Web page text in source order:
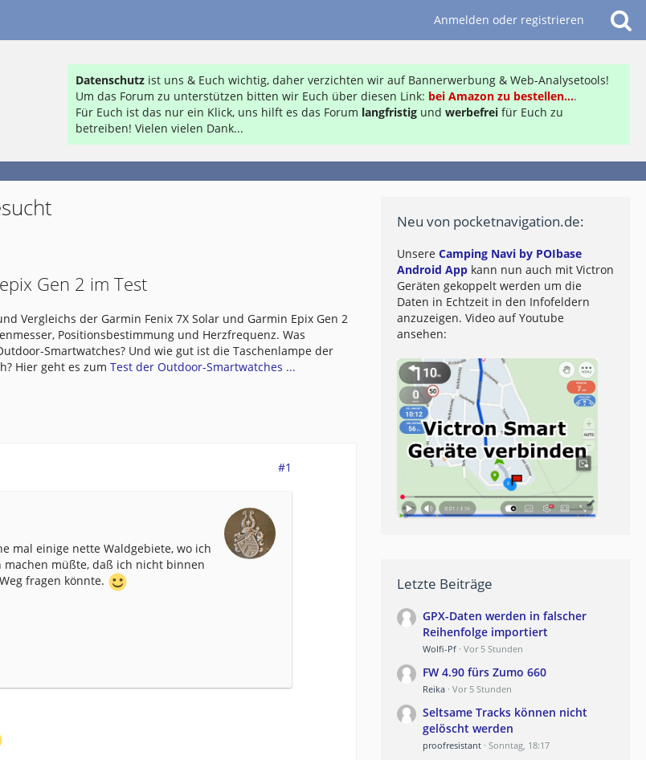
Anmelden oder registrieren
Datenschutz ist uns & Euch wichtig, daher verzichten wir auf Bannerwerbung & Web-Analysetools!
Um das Forum zu unterstützen bitten wir Euch über diesen Link: bei Amazon zu bestellen....
Für Euch ist das nur ein Klick, uns hilft es das Forum langfristig und werbefrei für Euch zu
betreiben! Vielen vielen Dank...
Gen 2 im Test
Vergleichs der Garmin Fenix 7X Solar und Garmin Epix Gen 2
Positionsbestimmung und Herzfrequenz. Was
Smartwatches? Und wie gut ist die Taschenlampe der
Hier geht es zumTest der Outdoor-Smartwatches ...
#1
mal einige nette Waldgebiete, wo ich
müßte, daß ich nicht binnen
fragen könnte.
Neu von pocketnavigation.de:
Unsere Camping Navi by POIbase
Android App kann nun auch mit Victron
Geräten gekoppelt werden um die
Daten in Echtzeit in den Infofeldern
anzuzeigen. Video auf Youtube
ansehen:
Letzte Beiträge
GPX-Daten werden in falscher
Reihenfolge importiert
Wolfi-Pf Vor 5 Stunden
FW 4.90 fürs Zumo 660
Reika Vor 5 Stunden
Seltsame Tracks können nicht
gelöscht werden
proofresistant Sonntag, 18:17